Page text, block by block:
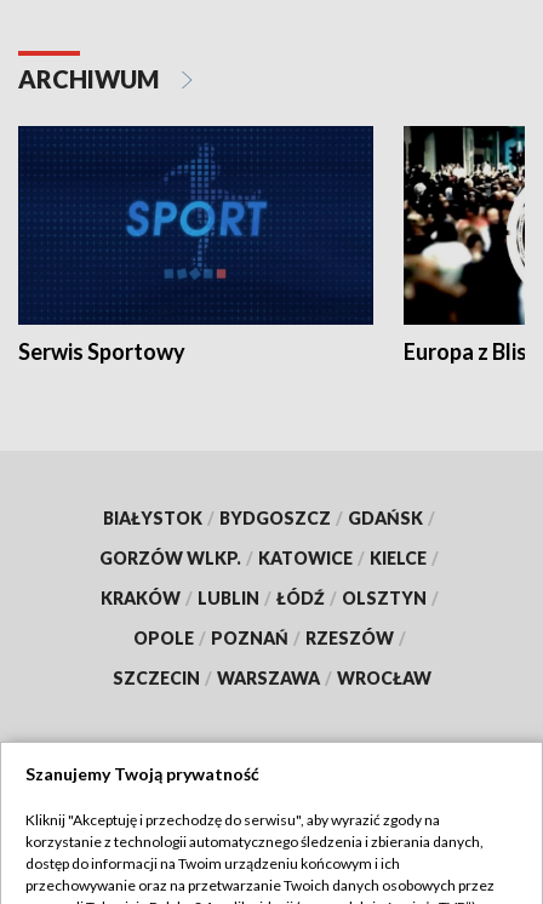
ARCHIWUM
Serwis Sportowy Europa z
BIAŁYSTOK / BYDGOSZCZ / GDAŃSK /
GORZÓW WLKP. / KATOWICE / KIELCE /
KRAKÓW / LUBLIN / ŁÓDŹ / OLSZTYN /
OPOLE / POZNAŃ / RZESZÓW /
SZCZECIN / WARSZAWA / WROCŁAW
TVP
Abonament TVP
Regulamin TVP
Szanujemy Twoją prywatność
Kliknij "Akceptuję i przechodzę do serwisu", aby wyrazić zgody na
korzystanie z technologii automatycznego śledzenia i zbierania danych,
dostęp do informacji na Twoim urządzeniu końcowym i ich
przechowywanie oraz na przetwarzanie Twoich danych osobowych przez